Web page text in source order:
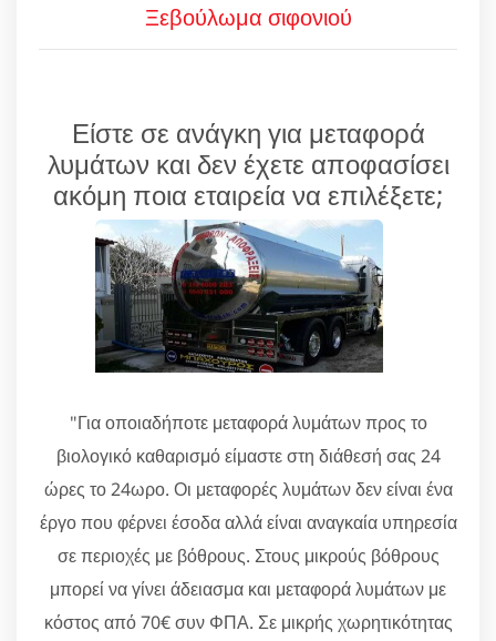
Ξεβούλωμα σιφονιού
Είστε σε ανάγκη για μεταφορά
λυμάτων και δεν έχετε αποφασίσει
ακόμη ποια εταιρεία να επιλέξετε;
"Για οποιαδήποτε μεταφορά λυμάτων προς το
βιολογικό καθαρισμό είμαστε στη διάθεσή σας 24
ώρες το 24ωρο. Οι μεταφορές λυμάτων δεν είναι ένα
έργο που φέρνει έσοδα αλλά είναι αναγκαία υπηρεσία
σε περιοχές με βόθρους. Στους μικρούς βόθρους
μπορεί να γίνει άδειασμα και μεταφορά λυμάτων με
κόστος από 70€ συν ΦΠΑ. Σε μικρής χωρητικότητας